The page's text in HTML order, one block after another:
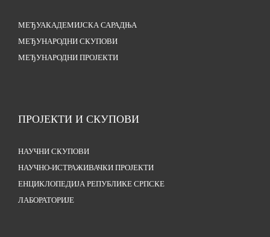
МЕЂУАКАДЕМИЈСКА САРАДЊА
МЕЂУНАРОДНИ СКУПОВИ
МЕЂУНАРОДНИ ПРОЈЕКТИ
ПРОЈЕКТИ И СКУПОВИ
НАУЧНИ СКУПОВИ
НАУЧНО-ИСТРАЖИВАЧКИ ПРОЈЕКТИ
ЕНЦИКЛОПЕДИЈА РЕПУБЛИКЕ СРПСКЕ
ЛАБОРАТОРИЈЕ